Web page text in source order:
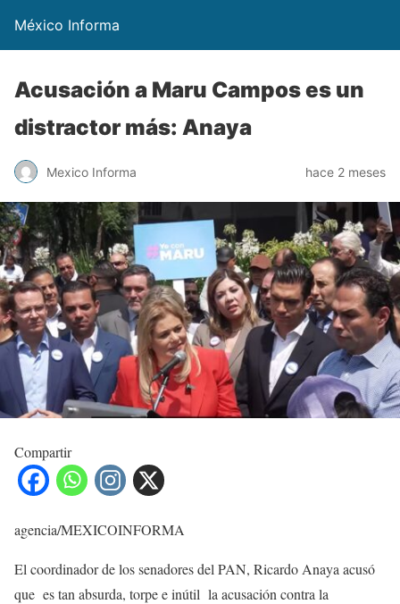
México Informa
Acusación a Maru Campos es un
distractor más: Anaya
Mexico Informa hace 2 meses
Compartir
agencia/MEXICOINFORMA
El coordinador de los senadores del PAN, Ricardo Anaya acusó
que es tan absurda, torpe e inútil la acusación contra la